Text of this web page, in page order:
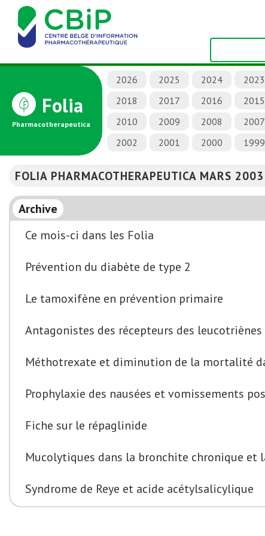
Folia
Pharmacotherapeutica
2026 2025 2024 2023
2018
2017 2016 2015
2010
2009 2008 2007
2002
2001 2000 1999
FOLIA PHARMACOTHERAPEUTICA MARS 2003
Archive
Ce mois-ci dans les Folia
Prévention du diabète de type 2
Le tamoxifène en prévention primaire
Antagonistes des récepteurs des
Méthotrexate et diminution de la mortalité
Prophylaxie des nausées et vomissements
Fiche sur le répaglinide
Mucolytiques dans la bronchite chronique et
Syndrome de Reye et acide acétylsalicylique